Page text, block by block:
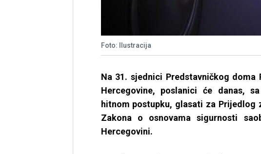
Foto: Ilustracija
Na 31. sjednici Predstavničkog doma
Hercegovine, poslanici će danas,
hitnom postupku, glasati za Prijedlog
Zakona o osnovama sigurnosti
Hercegovini.